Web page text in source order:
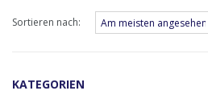
Sortieren nach:
KATEGORIEN